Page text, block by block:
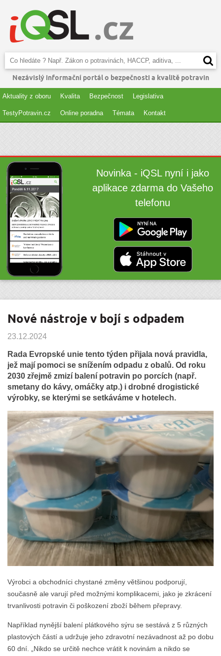
Nezávislý informační portál o bezpečnosti a kvalitě potravin
Aktuality z oboru Kvalita Bezpečnost Legislativa
TestyPotravin.cz Online poradna Témata Kontakt
Novinka - iQSL nyní i jako
aplikace zdarma do Vašeho
telefonu
Nové nástroje v bojí s odpadem
23.12.2024
Rada Evropské unie tento týden přijala nová pravidla,
jež mají pomoci se snížením odpadu z obalů. Od roku
2030 zřejmě zmizí balení potravin po porcích (např.
smetany do kávy, omáčky atp.) i drobné drogistické
výrobky, se kterými se setkáváme v hotelech.
Výrobci a obchodníci chystané změny většinou podporují,
současně ale varují před možnými komplikacemi, jako je zkrácení
trvanlivosti potravin či poškození zboží během přepravy.
Například nynější balení plátkového sýru se sestává z 5 různých
plastových částí a udržuje jeho zdravotní nezávadnost až po dobu
60 dní. „Nikdo se určitě nechce vrátit k novinám a nikdo se